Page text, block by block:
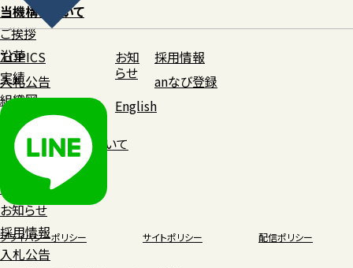
TOPICS
お知
らせ
採用情報
入札公告
anなび登録
English
プライバシーポリシー サイトポリシー 配信ポリシー
当機構について
ご挨拶
沿革
実績
組織図
業務・財務関連資料
シンボルマークについて
所在地・連絡先
TOPICS
お知らせ
採用情報
入札公告